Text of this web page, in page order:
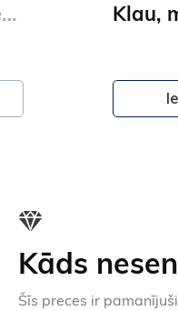
Klau, tēti.. vai desmit ir daudz?
Kāds
Šīs preces ir